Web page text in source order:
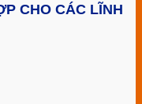
CHO CÁC LĨNH